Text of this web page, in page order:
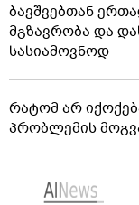
ბავშვებთან
მგზავრობა და
სასიამოვნოდ
რატომ არ
პრობლემის